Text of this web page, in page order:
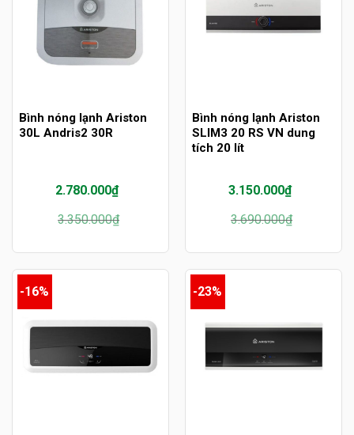
Bình nóng lạnh Ariston
30L Andris2 30R
3.350.000₫
Giá
gốc
3.350.000₫.
2.780.000₫
Giá
hiện
là:
2.780.000₫.
Bình nóng lạnh Ariston
SLIM3 20 RS VN dung
tích 20 lít
3.690.000₫
Giá
gốc
3.690.000₫.
3.150.000₫
Giá
hiện
là:
3.150.000₫.
-16% -23%